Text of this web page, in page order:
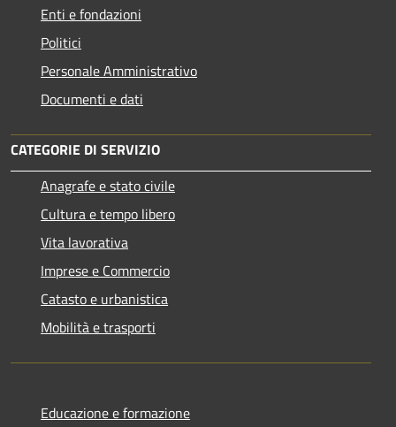
Enti e fondazioni
Politici
Personale Amministrativo
Documenti e dati
CATEGORIE DI SERVIZIO
Anagrafe e stato civile
Cultura e tempo libero
Vita lavorativa
Imprese e Commercio
Catasto e urbanistica
Mobilità e trasporti
Educazione e formazione